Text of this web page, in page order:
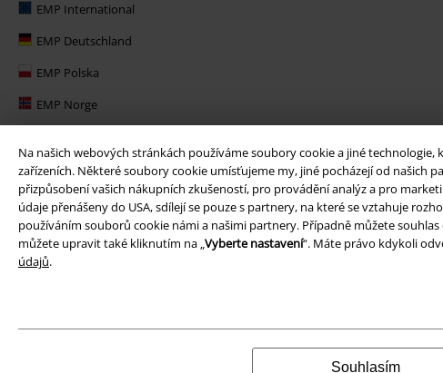
Na našich webových stránkách používáme soubory cookie a jiné
zařízeních. Některé soubory cookie umísťujeme my, jiné pocházejí od našich
přizpůsobení vašich nákupních zkušeností, pro provádění analýz a pro
údaje přenášeny do USA, sdílejí se pouze s partnery, na které se vztahuje
používáním souborů cookie námi a našimi partnery. Případně můžete
můžete upravit také kliknutím na „Vyberte nastavení“. Máte právo kdykoli
údajů.
Souhlasím
EMP International
EMP Deutschland
EMP Polska
EMP Norge
EMP United Kingdom
EMP Danmark
EMP Österreich
Large Belgique